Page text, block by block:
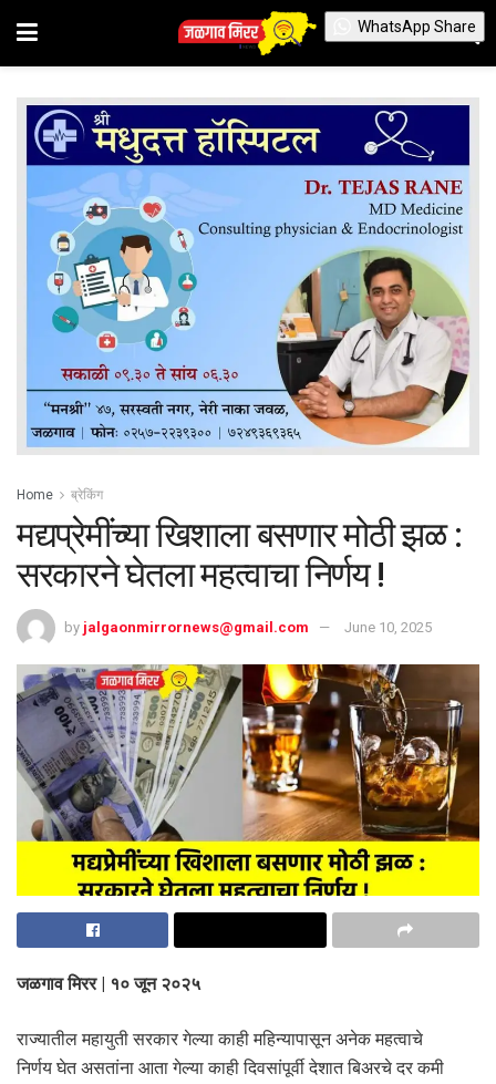
Home ब्रेकिंग
मद्यप्रेमींच्या खिशाला बसणार मोठी झळ :
सरकारने घेतला महत्वाचा निर्णय !
by jalgaonmirrornews@gmail.com June 10, 2025
जळगाव मिरर | १० जून २०२५
राज्यातील महायुती सरकार गेल्या काही महिन्यापासून अनेक महत्वाचे
निर्णय घेत असतांना आता गेल्या काही दिवसांपूर्वी देशात बिअरचे दर कमी
WhatsApp Share